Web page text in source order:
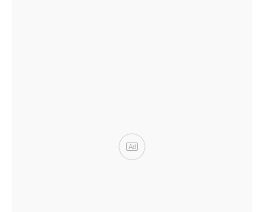
Ad